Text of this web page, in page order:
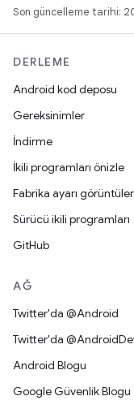
Son güncelleme tarihi:
DERLEME
Android kod deposu
Gereksinimler
İndirme
İkili programları önizle
Fabrika ayarı
Sürücü ikili programları
GitHub
AĞ
Twitter'da @Android
Twitter'da
Android Blogu
Google Güvenlik Blogu